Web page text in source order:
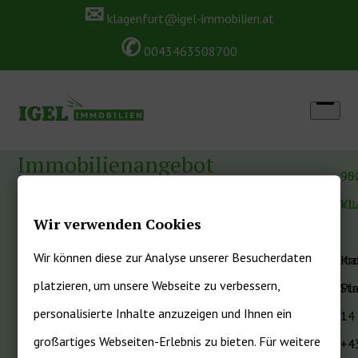
content
✉ klagenfurt@igel-immobilien.at
✆ 0043463508700
Open
Immobilienangebot
0 Kommentare
1
14
Wir verwenden Cookies
Wir können diese zur Analyse unserer Besucherdaten
platzieren, um unsere Webseite zu verbessern,
personalisierte Inhalte anzuzeigen und Ihnen ein
großartiges Webseiten-Erlebnis zu bieten. Für weitere